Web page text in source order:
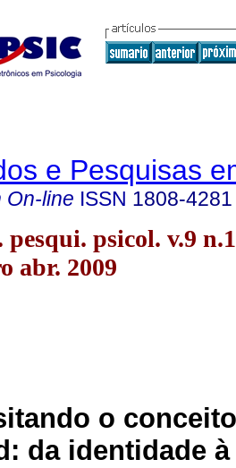
e Pesquisas
On-line ISSN 1808-4281
pesqui. psicol. v.9
abr. 2009
o
da identidade